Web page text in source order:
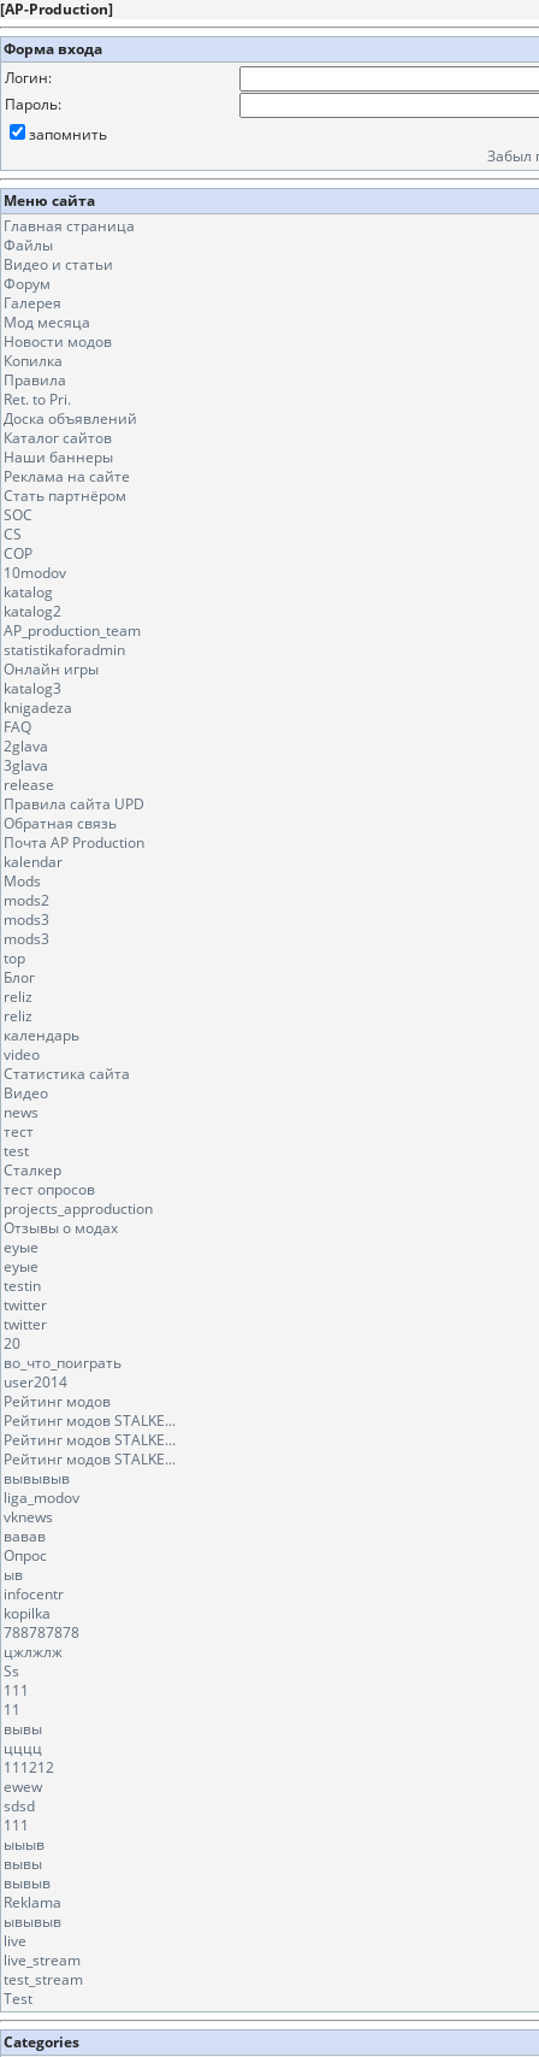
[AP-Production]
Форма входа
Логин:
Пароль:
запомнить
Забыл
Меню сайта
Главная страница
Файлы
Видео и статьи
Форум
Галерея
Мод месяца
Новости модов
Копилка
Правила
Ret. to Pri.
Доска объявлений
Каталог сайтов
Наши баннеры
Реклама на сайте
Стать партнёром
SOC
CS
COP
10modov
katalog
katalog2
AP_production_team
statistikaforadmin
Онлайн игры
katalog3
knigadeza
FAQ
2glava
3glava
release
Правила сайта UPD
Обратная связь
Почта AP Production
kalendar
Mods
mods2
mods3
mods3
top
Блог
reliz
reliz
календарь
video
Статистика сайта
Видео
news
тест
test
Сталкер
тест опросов
projects_approduction
Отзывы о модах
еуые
еуые
testin
twitter
twitter
20
во_что_поиграть
user2014
Рейтинг модов
Рейтинг модов STALKE...
Рейтинг модов STALKE...
Рейтинг модов STALKE...
вывывыв
liga_modov
vknews
вавав
Опрос
ыв
infocentr
kopilka
788787878
цжлжлж
Ss
111
11
вывы
цццц
111212
ewew
sdsd
111
ыыыв
вывы
вывыв
Reklama
ывывыв
live
live_stream
test_stream
Test
Categories